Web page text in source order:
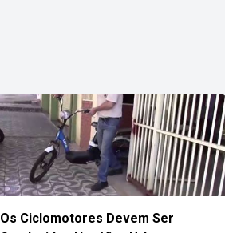
Os Ciclomotores Devem Ser